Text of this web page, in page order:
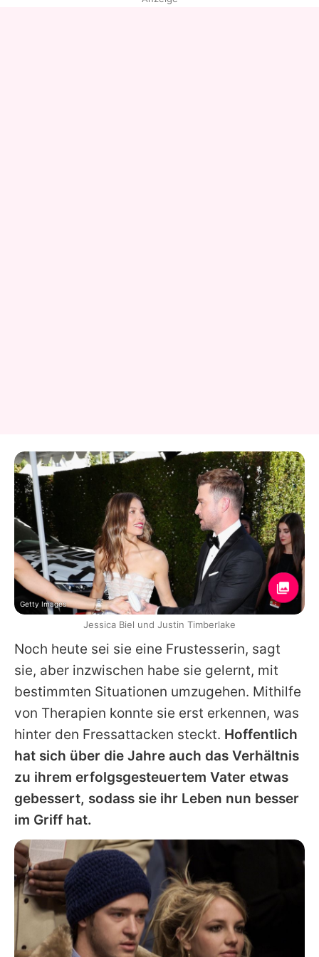
Noch heute sei sie eine Frustesserin, sagt
sie, aber inzwischen habe sie gelernt, mit
bestimmten Situationen umzugehen. Mithilfe
von Therapien konnte sie erst erkennen, was
hinter den Fressattacken steckt. Hoffentlich
hat sich über die Jahre auch das Verhältnis
zu ihrem erfolgsgesteuertem Vater etwas
gebessert, sodass sie ihr Leben nun besser
im Griff hat.
Getty Images
Jessica Biel und Justin Timberlake